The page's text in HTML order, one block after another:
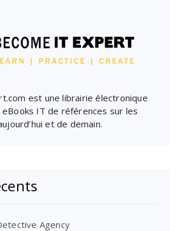
est une librairie électronique
IT de références sur les
et de demain.
Agency